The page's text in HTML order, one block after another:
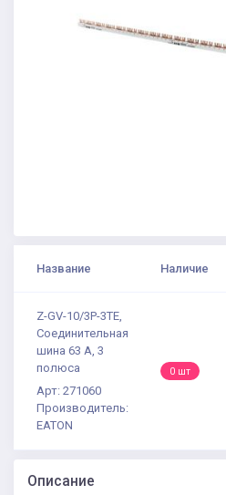
Название Наличие
Z-GV-10/3P-3TE,
Соединительная
шина 63 А, 3
полюса
Арт: 271060
Производитель:
EATON
0 шт
Описание